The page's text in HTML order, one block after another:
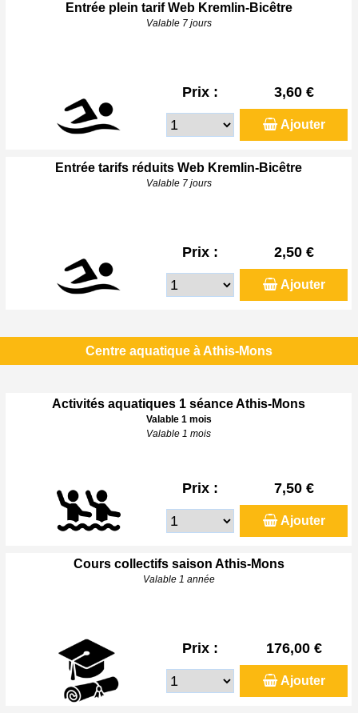
Entrée plein tarif Web Kremlin-Bicêtre
Valable 7 jours
Prix : 3,60 €
Ajouter
Entrée tarifs réduits Web Kremlin-Bicêtre
Valable 7 jours
Prix : 2,50 €
Ajouter
Centre aquatique à Athis-Mons
Activités aquatiques 1 séance Athis-Mons
Valable 1 mois
Valable 1 mois
Prix : 7,50 €
Ajouter
Cours collectifs saison Athis-Mons
Valable 1 année
Prix : 176,00 €
Ajouter